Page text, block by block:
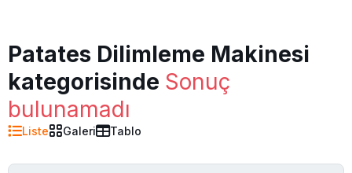
Patates Dilimleme Makinesi
kategorisinde Sonuç
bulunamadı
Liste Galeri Tablo